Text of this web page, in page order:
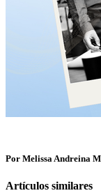
Por Melissa Andreina
Artículos similares